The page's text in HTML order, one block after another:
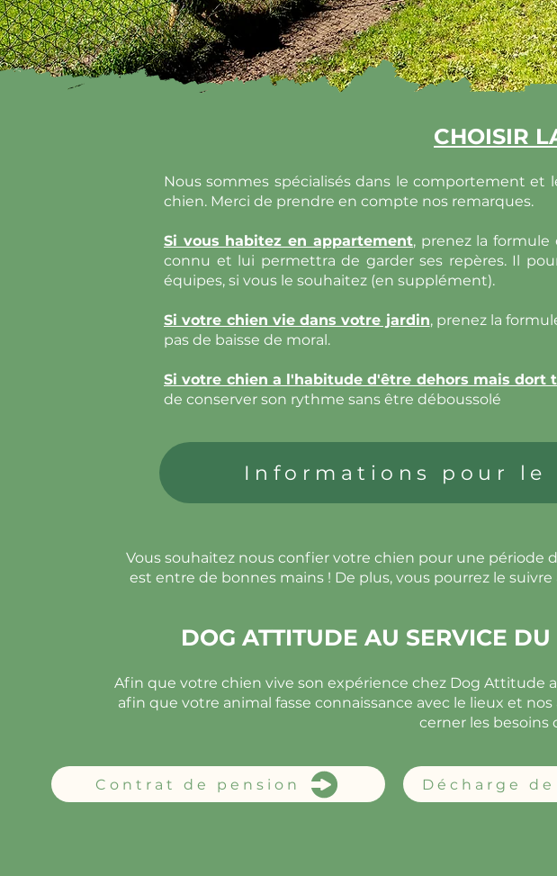
CHOISIR
Nous sommes spécialisés dans le comportement
chien. Merci de prendre en compte nos remarques.
Si vous habitez en appartement,prenez la formule
connu et lui permettra de garder ses repères. Il
équipes, si vous le souhaitez (en supplément).
Si votre chien vie dans votre jardin,prenez la
pas de baisse de moral.
Si votre chien a l'habitude d'être dehors mais dort
de conserver son rythme sans être déboussolé
Informations pour le
Vous souhaitez nous confier votre chien pour une
est entre de bonnes mains ! De plus, vous pourrez le
DOG ATTITUDE AU SERVICE
Afin que votre chien vive son expérience chez Dog Attitude
afin que votre animal fasse connaissance avec le lieux et
cerner les besoins
Contrat de pension Décharge